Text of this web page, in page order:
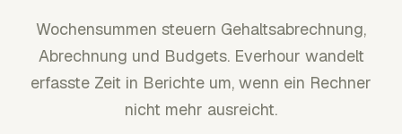
Wochensummen steuern Gehaltsabrechnung,
Abrechnung und Budgets. Everhour wandelt
erfasste Zeit in Berichte um, wenn ein Rechner
nicht mehr ausreicht.